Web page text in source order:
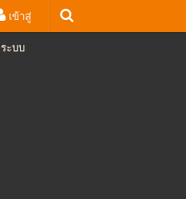
เข้าสู่
ระบบ